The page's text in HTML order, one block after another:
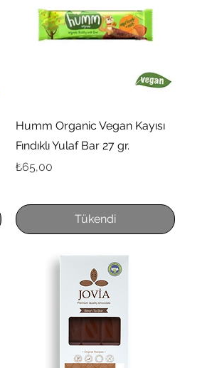
Hızlı Bakış
Humm Organic Vegan Kayısı
Fındıklı Yulaf Bar 27 gr.
Fiyat
₺65,00
Tükendi